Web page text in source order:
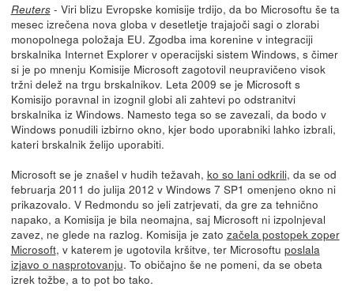
Reuters- Viri blizu Evropske komisije trdijo, da bo Microsoftu še ta
mesec izrečena nova globa v desetletje trajajoči sagi o zlorabi
monopolnega položaja EU. Zgodba ima korenine v integraciji
brskalnika Internet Explorer v operacijski sistem Windows, s čimer
si je po mnenju Komisije Microsoft zagotovil neupravičeno visok
tržni delež na trgu brskalnikov. Leta 2009 se je Microsoft s
Komisijo poravnal in izognil globi ali zahtevi po odstranitvi
brskalnika iz Windows. Namesto tega so se zavezali, da bodo v
Windows ponudili izbirno okno, kjer bodo uporabniki lahko izbrali,
kateri brskalnik želijo uporabiti.
Microsoft se je znašel v hudih težavah, ko so lani odkrili, da se od
februarja 2011 do julija 2012 v Windows 7 SP1 omenjeno okno ni
prikazovalo. V Redmondu so jeli zatrjevati, da gre za tehnično
napako, a Komisija je bila neomajna, saj Microsoft ni izpolnjeval
zavez, ne glede na razlog. Komisija je zato začela postopek zoper
Microsoft, v katerem je ugotovila kršitve, ter Microsoftu poslala
izjavo o nasprotovanju. To običajno še ne pomeni, da se obeta
izrek tožbe, a to pot bo tako.